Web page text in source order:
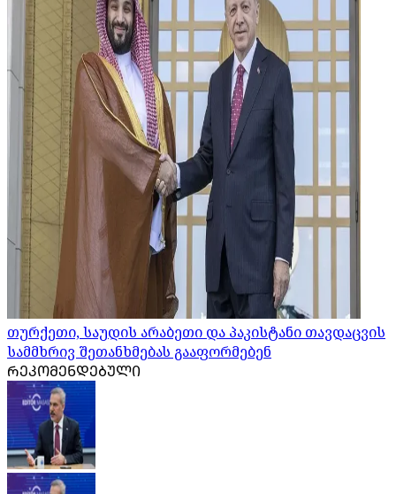
თურქეთი, საუდის არაბეთი და პაკისტანი თავდაცვის
სამმხრივ შეთანხმებას გააფორმებენ
ᲠᲔᲙᲝᲛᲔᲜᲓᲔᲑᲣᲚᲘ